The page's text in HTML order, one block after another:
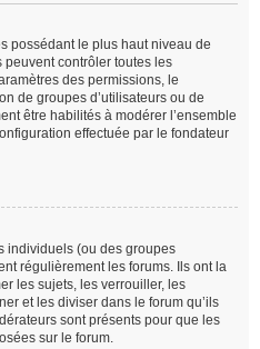
possédant le plus haut niveau de
contrôler toutes les
des permissions, le
de groupes d’utilisateurs ou de
être habilités à modérer l’ensemble
effectuée par le fondateur
individuels (ou des groupes
régulièrement les forums. Ils ont la
les sujets, les verrouiller, les
et les diviser dans le forum qu’ils
sont présents pour que les
sur le forum.